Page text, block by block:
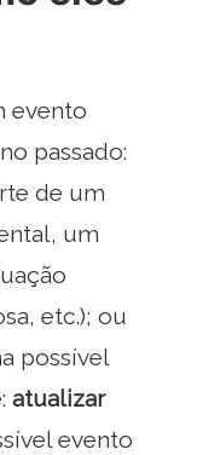
evento
passado:
de um
um
etc.); ou
possível
atualizar
evento